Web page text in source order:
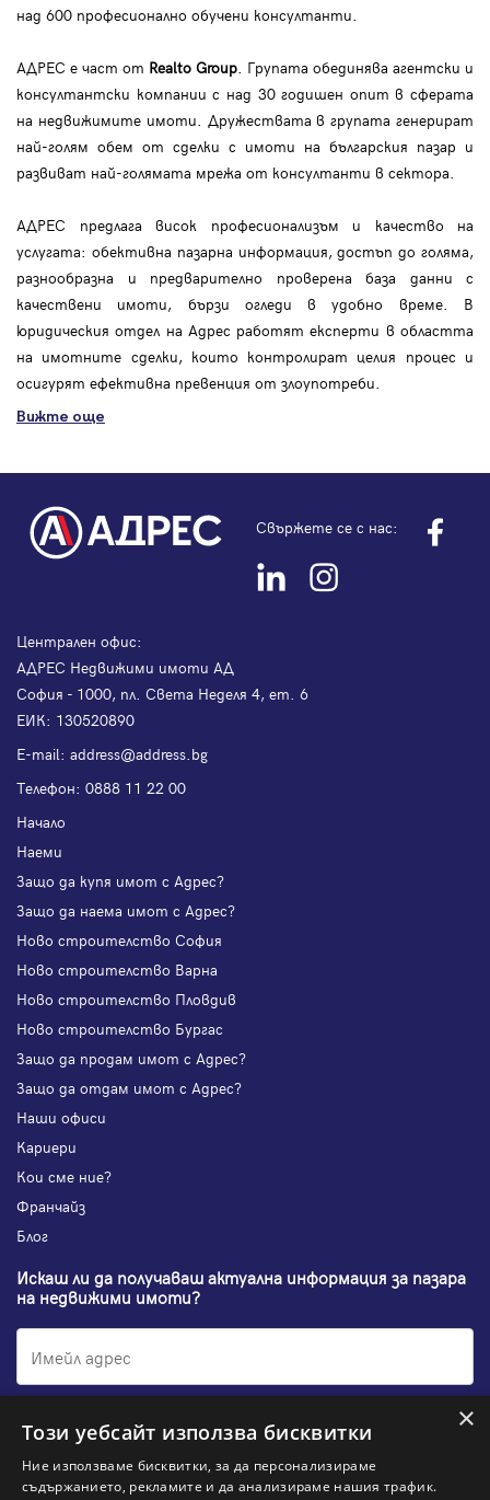
над 600 професионално обучени консултанти.
АДРЕС е част от Realto Group . Групата обединява агентски и
консултантски компании с над 30 годишен опит в сферата
на недвижимите имоти. Дружествата в групата генерират
най-голям обем от сделки с имоти на българския пазар и
развиват най-голямата мрежа от консултанти в сектора.
АДРЕС предлага висок професионализъм и качество на
услугата: обективна пазарна информация, достъп до голяма,
разнообразна и предварително проверена база данни с
качествени имоти, бързи огледи в удобно време. В
юридическия отдел на Адрес работят експерти в областта
на имотните сделки, които контролират целия процес и
осигурят ефективна превенция от злоупотреби.
Вижте още
Свържете се с нас:
Централен офис:
АДРЕС Недвижими имоти АД
София - 1000, пл. Света Неделя 4, ет. 6
ЕИК: 130520890
Е-mail: address@address.bg
Телефон: 0888 11 22 00
Начало
Наеми
Защо да купя имот с Адрес?
Защо да наема имот с Адрес?
Ново строителство София
Ново строителство Варна
Ново строителство Пловдив
Ново строителство Бургас
Защо да продам имот с Адрес?
Защо да отдам имот с Адрес?
Наши офиси
Кариери
Кои сме ние?
Франчайз
Блог
Искаш ли да получаваш актуална информация за пазара
на недвижими имоти?
Абонирам се ×
Този уебсайт използва бисквитки
Ние използваме бисквитки, за да персонализираме
съдържанието, рекламите и да анализираме нашия трафик.